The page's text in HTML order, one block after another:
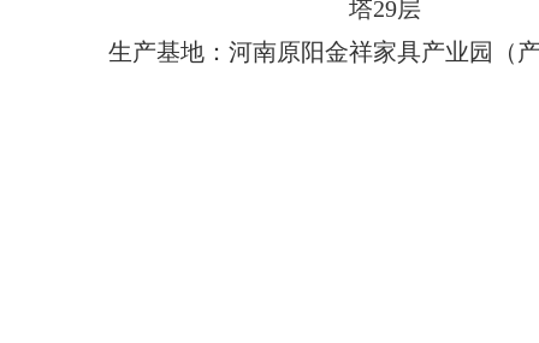
塔29层
生产基地：河南原阳金祥家具产业园（